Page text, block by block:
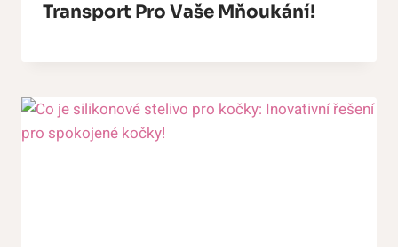
Transport Pro Vaše Mňoukání!